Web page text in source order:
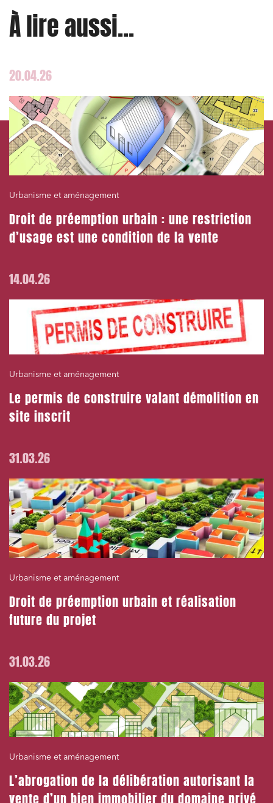
À lire aussi...
20.04.26
Urbanisme et aménagement
Droit de préemption urbain : une restriction
d’usage est une condition de la vente
14.04.26
Urbanisme et aménagement
Le permis de construire valant démolition en
site inscrit
31.03.26
Urbanisme et aménagement
Droit de préemption urbain et réalisation
future du projet
31.03.26
Urbanisme et aménagement
L’abrogation de la délibération autorisant la
vente d’un bien immobilier du domaine privé
J'ai lu et j'accepte la